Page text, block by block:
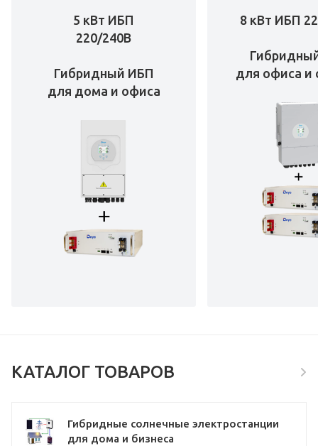
5 кВт ИБП
220/240В
Гибридный ИБП
для дома и офиса
8 кВт ИБП
для офиса и
КАТАЛОГ ТОВАРОВ
Гибридные солнечные электростанции
для дома и бизнеса